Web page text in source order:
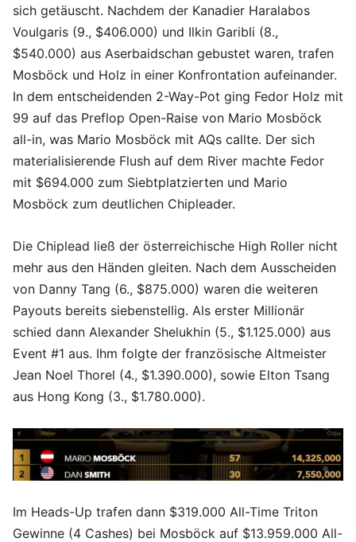
sich getäuscht. Nachdem der Kanadier Haralabos
Voulgaris (9., $406.000) und Ilkin Garibli (8.,
$540.000) aus Aserbaidschan gebustet waren, trafen
Mosböck und Holz in einer Konfrontation aufeinander.
In dem entscheidenden 2-Way-Pot ging Fedor Holz mit
99 auf das Preflop Open-Raise von Mario Mosböck
all-in, was Mario Mosböck mit AQs callte. Der sich
materialisierende Flush auf dem River machte Fedor
mit $694.000 zum Siebtplatzierten und Mario
Mosböck zum deutlichen Chipleader.
Die Chiplead ließ der österreichische High Roller nicht
mehr aus den Händen gleiten. Nach dem Ausscheiden
von Danny Tang (6., $875.000) waren die weiteren
Payouts bereits siebenstellig. Als erster Millionär
schied dann Alexander Shelukhin (5., $1.125.000) aus
Event #1 aus. Ihm folgte der französische Altmeister
Jean Noel Thorel (4., $1.390.000), sowie Elton Tsang
aus Hong Kong (3., $1.780.000).
Im Heads-Up trafen dann $319.000 All-Time Triton
Gewinne (4 Cashes) bei Mosböck auf $13.959.000 All-